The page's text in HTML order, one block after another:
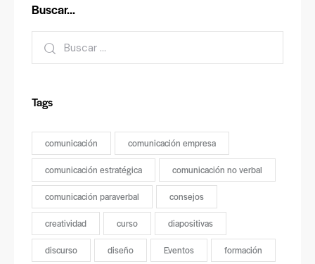
Buscar…
Tags
comunicación comunicación empresa
comunicación estratégica comunicación no verbal
comunicación paraverbal consejos
creatividad curso diapositivas
discurso diseño Eventos formación